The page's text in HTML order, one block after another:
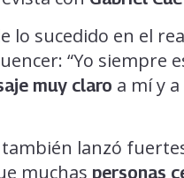
lo sucedido en el
“Yo siempre
muy claro a mí y
también lanzó
muchas personas